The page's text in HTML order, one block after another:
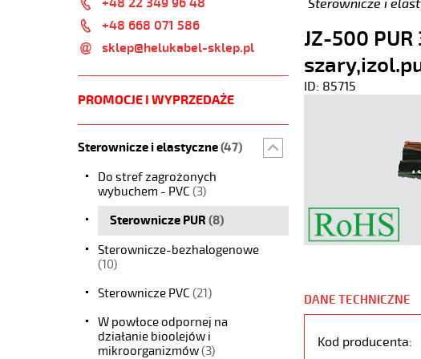
+48 668 071 586
sklep@helukabel-sklep.pl
PROMOCJE I WYPRZEDAŻE
Sterownicze i elastyczne(47)
Do stref zagrożonych
wybuchem - PVC (3)
Sterownicze PUR (8)
Sterownicze-bezhalogenowe
(10)
Sterownicze PVC (21)
W powłoce odpornej na
działanie bioolejów i
mikroorganizmów(3)
Sterownicze i
JZ-500
ID: 85715
DANE TECHNICZNE
Kod producenta: